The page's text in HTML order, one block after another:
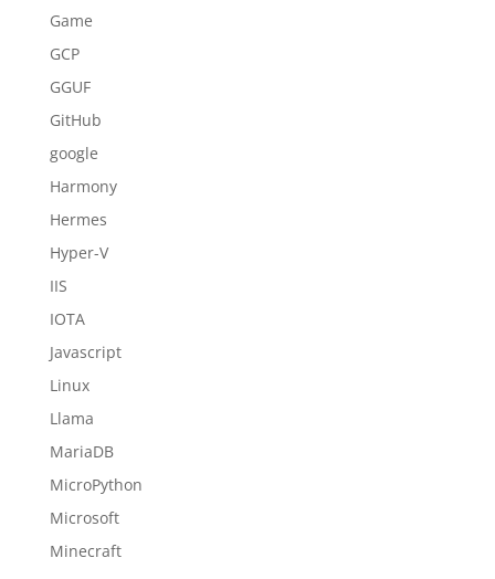
Game
GCP
GGUF
GitHub
google
Harmony
Hermes
Hyper-V
IIS
IOTA
Javascript
Linux
Llama
MariaDB
MicroPython
Microsoft
Minecraft